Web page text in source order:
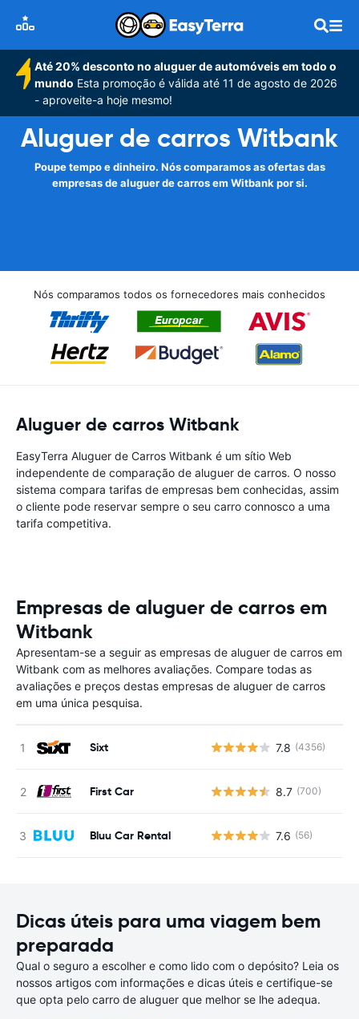
Até 20% desconto no aluguer de automóveis em todo o
mundo Esta promoção é válida até 11 de agosto de 2026
- aproveite-a hoje mesmo!
Aluguer de carros Witbank
Poupe tempo e dinheiro. Nós comparamos as ofertas das
empresas de aluguer de carros em Witbank por si.
Nós comparamos todos os fornecedores mais conhecidos
Aluguer de carros Witbank
EasyTerra Aluguer de Carros Witbank é um sítio Web
independente de comparação de aluguer de carros. O nosso
sistema compara tarifas de empresas bem conhecidas, assim
o cliente pode reservar sempre o seu carro connosco a uma
tarifa competitiva.
Empresas de aluguer de carros em
Witbank
Apresentam-se a seguir as empresas de aluguer de carros em
Witbank com as melhores avaliações. Compare todas as
avaliações e preços destas empresas de aluguer de carros
em uma única pesquisa.
Sixt 7.8 (4356)
First Car 8.7 (700)
Bluu Car Rental 7.6 (56)
Dicas úteis para uma viagem bem
preparada
Qual o seguro a escolher e como lido com o depósito? Leia os
nossos artigos com informações e dicas úteis e certifique-se
que opta pelo carro de aluguer que melhor se lhe adequa.